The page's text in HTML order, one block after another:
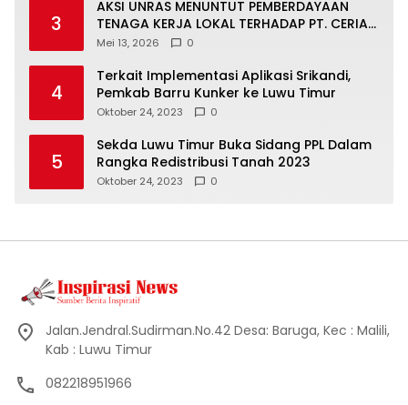
3
AKSI UNRAS MENUNTUT PEMBERDAYAAN
TENAGA KERJA LOKAL TERHADAP PT. CERIA
NUGRAHA LESTARI
Mei 13, 2026 0
4
Terkait Implementasi Aplikasi Srikandi,
Pemkab Barru Kunker ke Luwu Timur
Oktober 24, 2023 0
5
Sekda Luwu Timur Buka Sidang PPL Dalam
Rangka Redistribusi Tanah 2023
Oktober 24, 2023 0
Jalan.Jendral.Sudirman.No.42 Desa: Baruga, Kec : Malili,
Kab : Luwu Timur
082218951966